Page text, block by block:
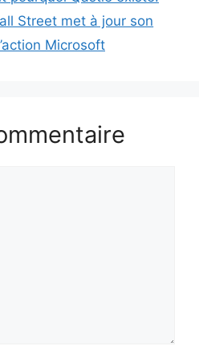
Street met à jour son
Microsoft